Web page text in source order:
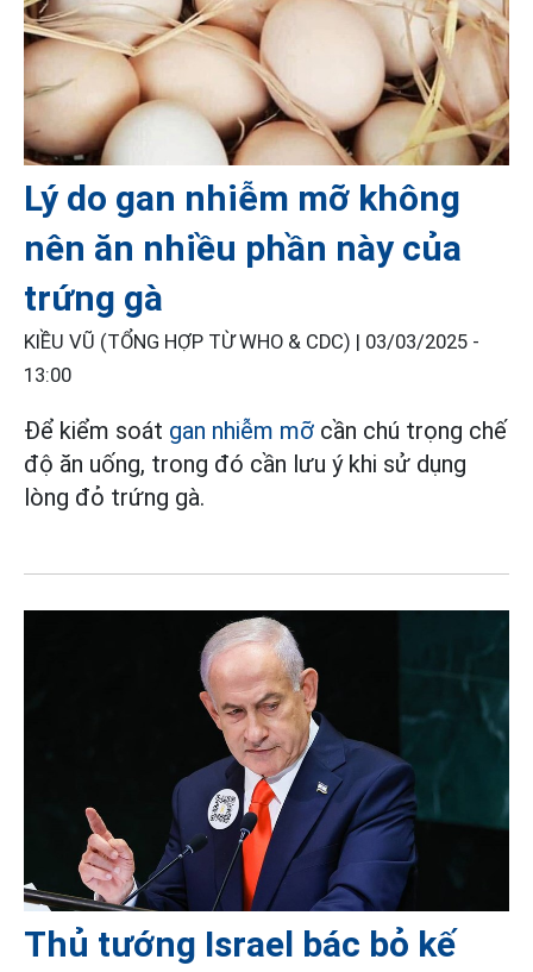
Lý do gan nhiễm mỡ không
nên ăn nhiều phần này của
trứng gà
KIỀU VŨ (TỔNG HỢP TỪ WHO & CDC) | 03/03/2025 -
13:00
Để kiểm soát gan nhiễm mỡ cần chú trọng chế
độ ăn uống, trong đó cần lưu ý khi sử dụng
lòng đỏ trứng gà.
Thủ tướng Israel bác bỏ kế